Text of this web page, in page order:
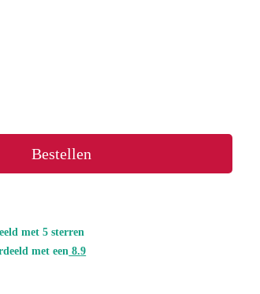
Bestellen
met 5 sterren
met een 8.9